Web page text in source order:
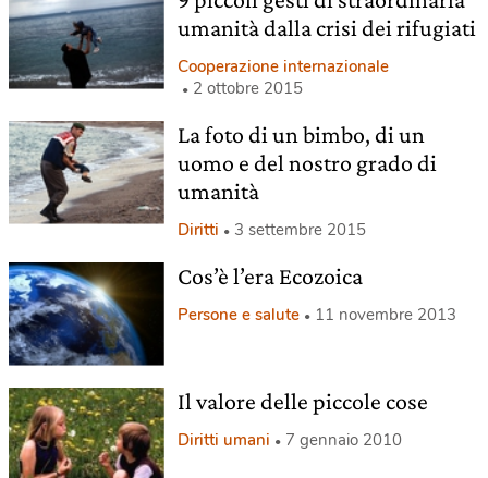
umanità dalla crisi dei rifugiati
Cooperazione internazionale
2 ottobre 2015
La foto di un bimbo, di un
uomo e del nostro grado di
umanità
Diritti 3 settembre 2015
Cos’è l’era Ecozoica
Persone e salute 11 novembre 2013
Il valore delle piccole cose
Diritti umani 7 gennaio 2010